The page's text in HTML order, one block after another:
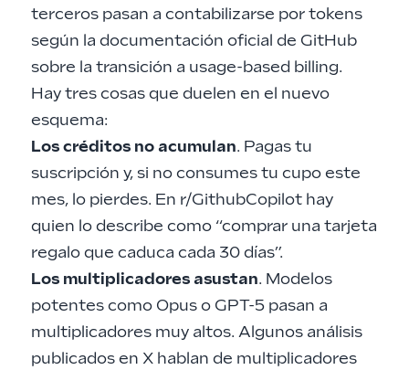
terceros pasan a contabilizarse por tokens
según la documentación oficial de GitHub
sobre la transición a usage-based billing.
Hay tres cosas que duelen en el nuevo
esquema:
Los créditos no acumulan. Pagas tu
suscripción y, si no consumes tu cupo este
mes, lo pierdes. En r/GithubCopilot hay
quien lo describe como “comprar una tarjeta
regalo que caduca cada 30 días”.
Los multiplicadores asustan. Modelos
potentes como Opus o GPT-5 pasan a
multiplicadores muy altos. Algunos análisis
publicados en X hablan de multiplicadores